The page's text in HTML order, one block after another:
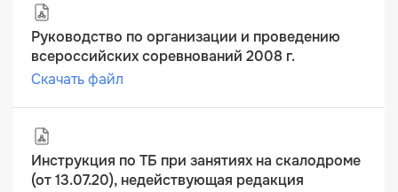
Руководство по организации и проведению
всероссийских соревнований 2008 г.
Скачать файл
Инструкция по ТБ при занятиях на скалодроме
(от 13.07.20), недействующая редакция